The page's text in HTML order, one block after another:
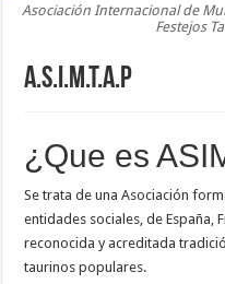
Asociación Internacional de
Festejos
A.S.I.M.T.A.P
¿Que es
Se trata de una Asociación
entidades sociales, de España,
reconocida y acreditada
taurinos populares.